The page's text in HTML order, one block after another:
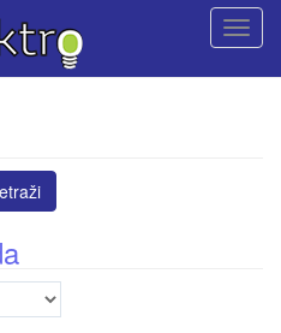
T